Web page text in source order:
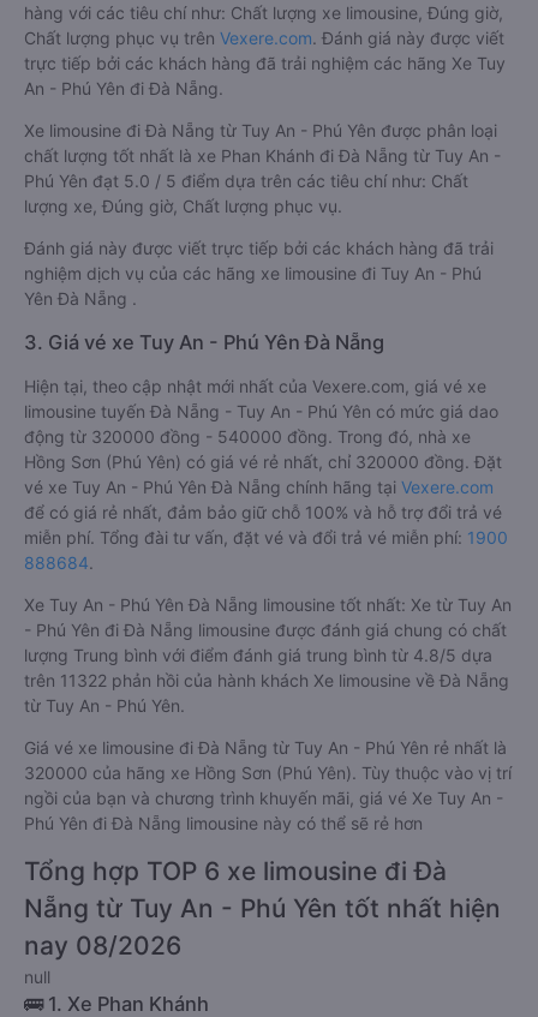
hàng với các tiêu chí như: Chất lượng xe limousine, Đúng giờ,
Chất lượng phục vụ trên Vexere.com. Đánh giá này được viết
trực tiếp bởi các khách hàng đã trải nghiệm các hãng Xe Tuy
An - Phú Yên đi Đà Nẵng.
Xe limousine đi Đà Nẵng từ Tuy An - Phú Yên được phân loại
chất lượng tốt nhất là xe Phan Khánh đi Đà Nẵng từ Tuy An -
Phú Yên đạt 5.0 / 5 điểm dựa trên các tiêu chí như: Chất
lượng xe, Đúng giờ, Chất lượng phục vụ.
Đánh giá này được viết trực tiếp bởi các khách hàng đã trải
nghiệm dịch vụ của các hãng xe limousine đi Tuy An - Phú
Yên Đà Nẵng .
3. Giá vé xe Tuy An - Phú Yên Đà Nẵng
Hiện tại, theo cập nhật mới nhất của Vexere.com, giá vé xe
limousine tuyến Đà Nẵng - Tuy An - Phú Yên có mức giá dao
động từ 320000 đồng - 540000 đồng. Trong đó, nhà xe
Hồng Sơn (Phú Yên) có giá vé rẻ nhất, chỉ 320000 đồng. Đặt
vé xe Tuy An - Phú Yên Đà Nẵng chính hãng tại Vexere.com
để có giá rẻ nhất, đảm bảo giữ chỗ 100% và hỗ trợ đổi trả vé
miễn phí. Tổng đài tư vấn, đặt vé và đổi trả vé miễn phí: 1900
888684.
Xe Tuy An - Phú Yên Đà Nẵng limousine tốt nhất: Xe từ Tuy An
- Phú Yên đi Đà Nẵng limousine được đánh giá chung có chất
lượng Trung bình với điểm đánh giá trung bình từ 4.8/5 dựa
trên 11322 phản hồi của hành khách Xe limousine về Đà Nẵng
từ Tuy An - Phú Yên.
Giá vé xe limousine đi Đà Nẵng từ Tuy An - Phú Yên rẻ nhất là
320000 của hãng xe Hồng Sơn (Phú Yên). Tùy thuộc vào vị trí
ngồi của bạn và chương trình khuyến mãi, giá vé Xe Tuy An -
Phú Yên đi Đà Nẵng limousine này có thể sẽ rẻ hơn
Tổng hợp TOP 6 xe limousine đi Đà
Nẵng từ Tuy An - Phú Yên tốt nhất hiện
nay 08/2026
null
🚌 1. Xe Phan Khánh